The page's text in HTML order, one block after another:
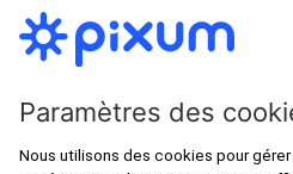
Calendriers photo
Poster photo
Tirages photo
conformément à laliste des prix